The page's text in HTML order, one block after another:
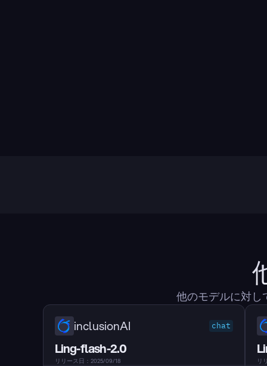
他のモデルに対
inclusionAI chat
Ling-flash-2.0
リリース日：2025/09/18 リ